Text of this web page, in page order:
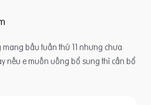
bầu tuần thứ 11 nhưng chưa
nếu e muốn uống bổ sung thì cần bổ